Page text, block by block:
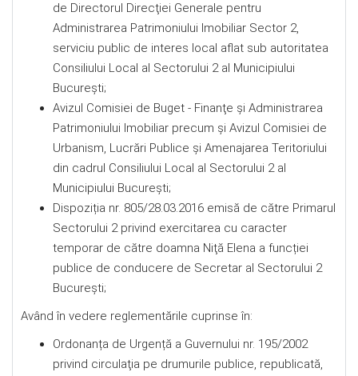
de Directorul Direcţiei Generale pentru
Administrarea Patrimoniului Imobiliar Sector 2,
serviciu public de interes local aflat sub autoritatea
Consiliului Local al Sectorului 2 al Municipiului
București;
Avizul Comisiei de Buget - Finanţe şi Administrarea
Patrimoniului Imobiliar precum și Avizul Comisiei de
Urbanism, Lucrări Publice şi Amenajarea Teritoriului
din cadrul Consiliului Local al Sectorului 2 al
Municipiului Bucureşti;
Dispoziția nr. 805/28.03.2016 emisă de către Primarul
Sectorului 2 privind exercitarea cu caracter
temporar de către doamna Niţă Elena a funcției
publice de conducere de Secretar al Sectorului 2
București;
Având în vedere reglementările cuprinse în:
Ordonanța de Urgență a Guvernului nr. 195/2002
privind circulaţia pe drumurile publice, republicată,